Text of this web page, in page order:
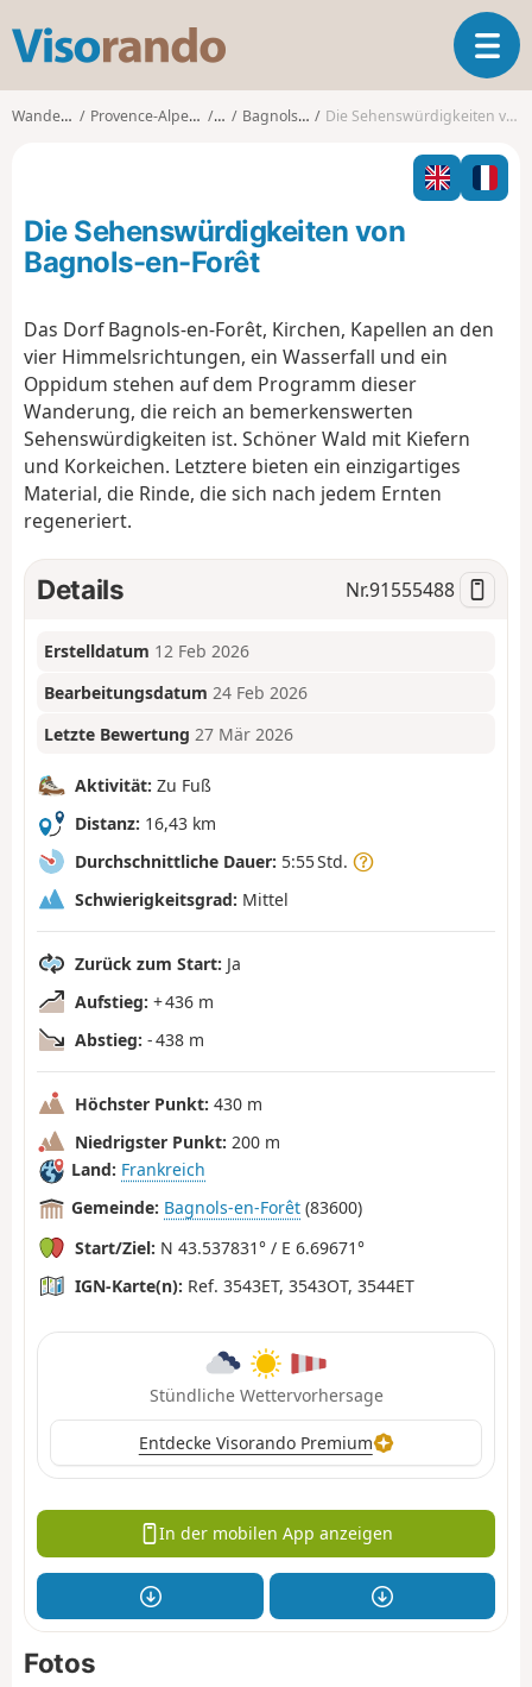
s
o
o
T
o
l
n
a
Wanderungen Provence-Alpes-Côte d'Azur Var Bagnols-en-Forêt Die Sehenswürdigkeiten von Bagnols-en-Forêt
Die Sehenswürdigkeiten von
Bagnols-en-Forêt
Das Dorf Bagnols-en-Forêt, Kirchen, Kapellen an den
vier Himmelsrichtungen, ein Wasserfall und ein
Oppidum stehen auf dem Programm dieser
Wanderung, die reich an bemerkenswerten
Sehenswürdigkeiten ist. Schöner Wald mit Kiefern
und Korkeichen. Letztere bieten ein einzigartiges
Material, die Rinde, die sich nach jedem Ernten
regeneriert.
Details Nr.91555488
Erstelldatum 12 Feb 2026
Bearbeitungsdatum 24 Feb 2026
Letzte Bewertung 27 Mär 2026
Aktivität: Zu Fuß
Distanz: 16,43 km
Durchschnittliche Dauer: 5:55 Std.
Schwierigkeitsgrad: Mittel
Zurück zum Start: Ja
Aufstieg: + 436 m
Abstieg: - 438 m
Höchster Punkt: 430 m
Niedrigster Punkt: 200 m
Land: Frankreich
Gemeinde: Bagnols-en-Forêt (83600)
Start/Ziel: N 43.537831° / E 6.69671°
IGN-Karte(n): Ref. 3543ET, 3543OT, 3544ET
Stündliche Wettervorhersage
Entdecke Visorando Premium
In der mobilen App anzeigen
Fotos